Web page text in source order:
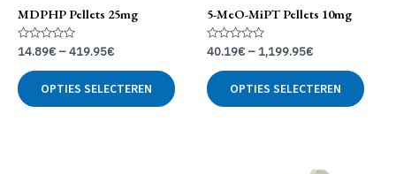
MDPHP Pellets 25mg
Gewaardeerd
0
uit
5
14.89€ –419.95€
OPTIES SELECTEREN
product
5-MeO-MiPT Pellets 10mg
Gewaardeerd
0
uit
5
40.19€ – 1,199.95€
OPTIES SELECTEREN